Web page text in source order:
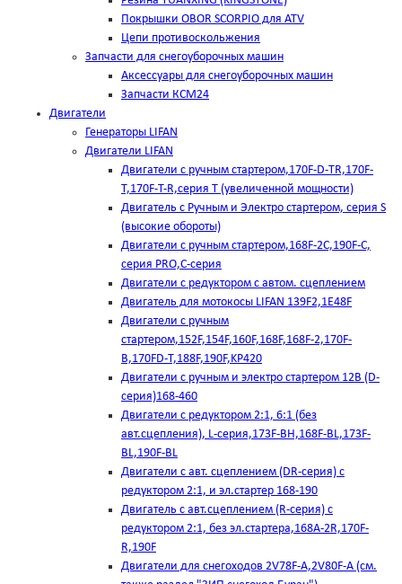
Покрышки OBOR SCORPIO для ATV
Цепи противоскольжения
Запчасти для снегоуборочных машин
Аксессуары для снегоуборочных машин
Запчасти КСМ24
Двигатели
Генераторы LIFAN
Двигатели LIFAN
Двигатели с ручным стартером,170F-D-TR,170F-
T,170F-T-R,серия Т (увеличенной мощности)
Двигатель с Ручным и Электро стартером, серия S
(высокие обороты)
Двигатели с ручным стартером,168F-2C,190F-C,
серия PRO,C-серия
Двигатели с редуктором с автом. сцеплением
Двигатель для мотокосы LIFAN 139F2,1E48F
Двигатели с ручным
стартером,152F,154F,160F,168F,168F-2,170F-
B,170FD-T,188F,190F,KP420
Двигатели с ручным и электро стартером 12В (D-
серия)168-460
Двигатели с редуктором 2:1, 6:1 (без
авт.сцепления), L-серия,173F-BH,168F-BL,173F-
BL,190F-BL
Двигатели с авт. сцеплением (DR-серия) с
редуктором 2:1, и эл.стартер 168-190
Двигатель с авт.сцеплением (R-серия) с
редуктором 2:1, без эл.стартера,168А-2R,170F-
R,190F
Двигатели для снегоходов 2V78F-A,2V80F-A (см.